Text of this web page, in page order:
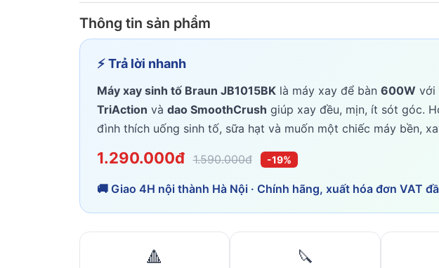
Thông tin sản phẩm
⚡ Trả lời nhanh
Máy xay sinh tố Braun JB1015BKlà máy xay để bàn 600W với
TriAction và dao SmoothCrush giúp xay đều, mịn, ít sót góc.
đình thích uống sinh tố, sữa hạt và muốn một chiếc máy bền,
1.290.000đ 1.590.000đ -19%
🚚 Giao 4H nội thành Hà Nội · Chính hãng, xuất hóa đơn VAT
🔺 🔪